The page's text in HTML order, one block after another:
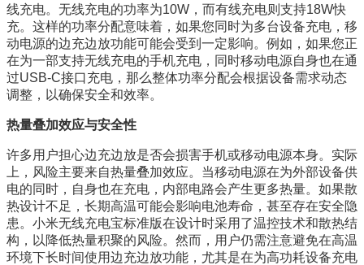
线充电。无线充电的功率为10W，而有线充电则支持18W快
充。这样的功率分配意味着，如果您同时为多台设备充电，移
动电源的边充边放功能可能会受到一定影响。例如，如果您正
在为一部支持无线充电的手机充电，同时移动电源自身也在通
过USB-C接口充电，那么整体功率分配会根据设备需求动态
调整，以确保安全和效率。
热量叠加效应与安全性
许多用户担心边充边放是否会损害手机或移动电源本身。实际
上，风险主要来自热量叠加效应。当移动电源在为外部设备供
电的同时，自身也在充电，内部电路会产生更多热量。如果散
热设计不足，长期高温可能会影响电池寿命，甚至存在安全隐
患。小米无线充电宝标准版在设计时采用了温控技术和散热结
构，以降低热量积聚的风险。然而，用户仍需注意避免在高温
环境下长时间使用边充边放功能，尤其是在为高功耗设备充电